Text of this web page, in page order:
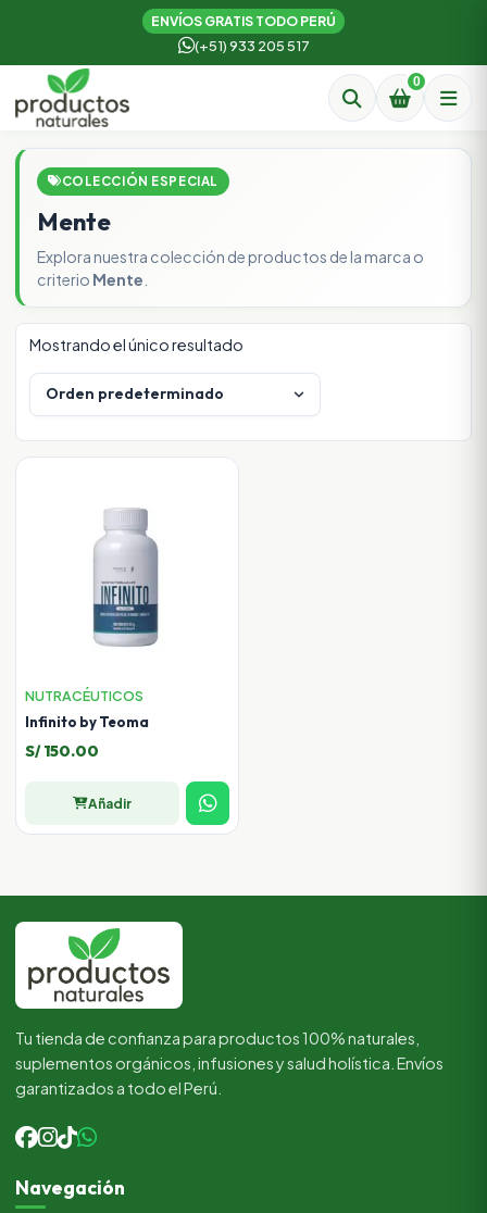
ENVÍOS GRATIS TODO PERÚ
(+51) 933 205 517
0
COLECCIÓN ESPECIAL
Mente
Explora nuestra colección de productos de la marca o
criterio Mente
Mostrando el único resultado
NUTRACÉUTICOS
Infinito by Teoma
S/150.00
Añadir
Tu tienda de confianza para productos 100% naturales,
suplementos orgánicos, infusiones y salud holística. Envíos
garantizados a todo el Perú.
Navegación